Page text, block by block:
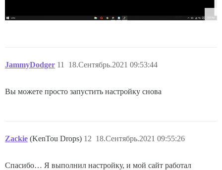
JammyDodger 18.Сентябрь.2021 09:53:44
11
Вы можете просто запустить настройку снова
Zackie (KenTou Drops) 18.Сентябрь.2021 09:55:26
12
Спасибо… Я выполнил настройку, и мой сайт работал